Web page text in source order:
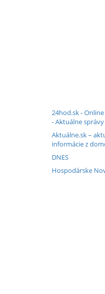
24hod.sk -
- Aktuálne
Aktuálne.sk –
informácie z
DNES
Hospodárske